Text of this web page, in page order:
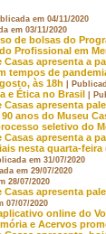
em 04/11/2020
em 03/11/2020
de bolsas do
Profissional em
apresenta a
tempos de
às 18h |
e Ética no Brasil |
Casas apresenta
anos do Museu
seletivo do
apresenta a
nesta quarta-feira
em 31/07/2020
em 29/07/2020
28/07/2020
apresenta
07/07/2020
online do
e Acervos